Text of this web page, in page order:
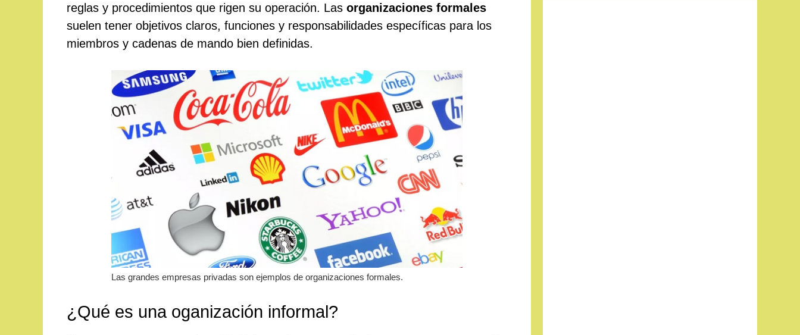
reglas y procedimientos que rigen su operación. Las organizaciones formales
suelen tener objetivos claros, funciones y responsabilidades específicas para los
miembros y cadenas de mando bien definidas.
Las grandes empresas privadas son ejemplos de organizaciones formales.
¿Qué es una oganización informal?